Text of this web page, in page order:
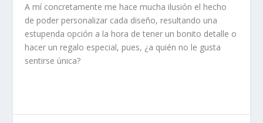
A mí concretamente me hace mucha ilusión el hecho
de poder personalizar cada diseño, resultando una
estupenda opción a la hora de tener un bonito detalle o
hacer un regalo especial, pues, ¿a quién no le gusta
sentirse única?